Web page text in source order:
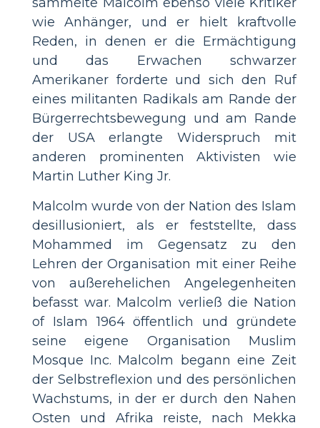
wie Anhänger, und er hielt kraftvolle
Reden, in denen er die Ermächtigung
und das Erwachen schwarzer
Amerikaner forderte und sich den Ruf
eines militanten Radikals am Rande der
Bürgerrechtsbewegung und am Rande
der USA erlangte Widerspruch mit
anderen prominenten Aktivisten wie
Martin Luther King Jr.
Malcolm wurde von der Nation des Islam
desillusioniert, als er feststellte, dass
Mohammed im Gegensatz zu den
Lehren der Organisation mit einer Reihe
von außerehelichen Angelegenheiten
befasst war. Malcolm verließ die Nation
of Islam 1964 öffentlich und gründete
seine eigene Organisation Muslim
Mosque Inc. Malcolm begann eine Zeit
der Selbstreflexion und des persönlichen
Wachstums, in der er durch den Nahen
Osten und Afrika reiste, nach Mekka